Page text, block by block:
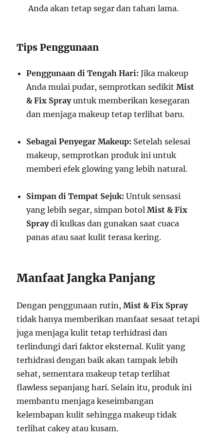
Anda akan tetap segar dan tahan lama.
Tips Penggunaan
Penggunaan di Tengah Hari: Jika makeup
Anda mulai pudar, semprotkan sedikitMist
& Fix Sprayuntuk memberikan kesegaran
dan menjaga makeup tetap terlihat baru.
Sebagai Penyegar Makeup: Setelah selesai
makeup, semprotkan produk ini untuk
memberi efek glowing yang lebih natural.
Simpan di Tempat Sejuk: Untuk sensasi
yang lebih segar, simpan botolMist & Fix
Spraydi kulkas dan gunakan saat cuaca
panas atau saat kulit terasa kering.
Manfaat Jangka Panjang
Dengan penggunaan rutin,Mist & Fix Spray
tidak hanya memberikan manfaat sesaat tetapi
juga menjaga kulit tetap terhidrasi dan
terlindungi dari faktor eksternal. Kulit yang
terhidrasi dengan baik akan tampak lebih
sehat, sementara makeup tetap terlihat
flawless sepanjang hari. Selain itu, produk ini
membantu menjaga keseimbangan
kelembapan kulit sehingga makeup tidak
terlihat cakey atau kusam.